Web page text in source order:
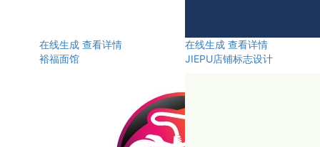
在线生成 查看详情
裕福面馆
在线生成 查看详情
JIEPU店铺标志设计